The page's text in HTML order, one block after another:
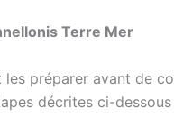
Terre Mer
préparer avant de
décrites ci-dessous